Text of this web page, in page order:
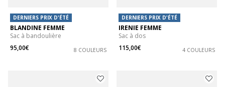
DERNIERS PRIX D'ÉTÉ
BLANDINE FEMME
Sac à bandoulière
95,00€
8 COULEURS
DERNIERS PRIX D'ÉTÉ
IRENIE FEMME
Sac à dos
115,00€
4 COULEURS